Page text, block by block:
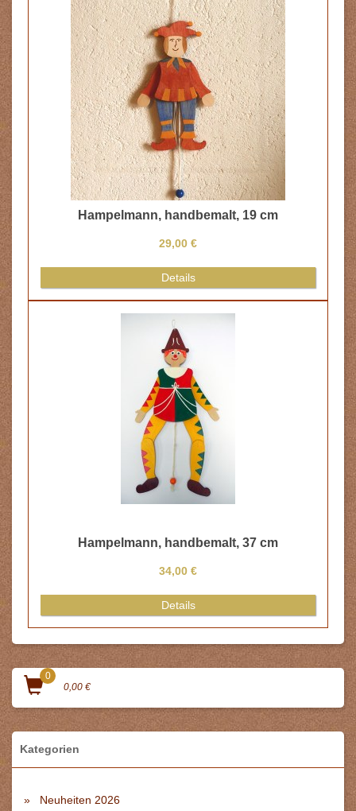
Hampelmann, handbemalt, 19 cm
29,00 €
Details
Hampelmann, handbemalt, 37 cm
34,00 €
Details
0
0,00 €
Kategorien
Neuheiten 2026